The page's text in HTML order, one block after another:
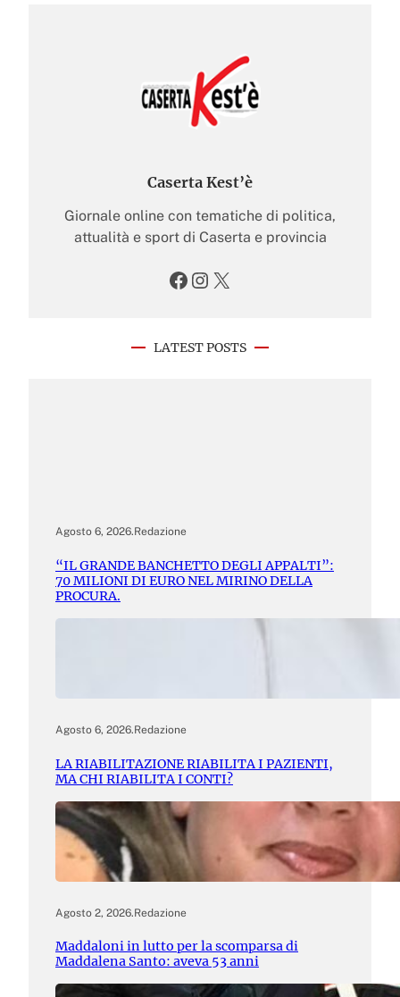
Caserta Kest’è
Giornale online con tematiche di politica,
attualità e sport di Caserta e provincia
Facebook Instagram X
LATEST POSTS
Agosto 6, 2026.Redazione
“IL GRANDE BANCHETTO DEGLI APPALTI”:
70 MILIONI DI EURO NEL MIRINO DELLA
PROCURA.
Agosto 6, 2026.Redazione
LA RIABILITAZIONE RIABILITA I PAZIENTI,
MA CHI RIABILITA I CONTI?
Agosto 2, 2026.Redazione
Maddaloni in lutto per la scomparsa di
Maddalena Santo: aveva 53 anni